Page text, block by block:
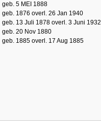
geb. 5 MEI 1888
geb. 1876 overl. 26 Jan 1940
geb. 13 Juli 1878 overl. 3 Juni 1932
geb. 20 Nov 1880
geb. 1885 overl. 17 Aug 1885